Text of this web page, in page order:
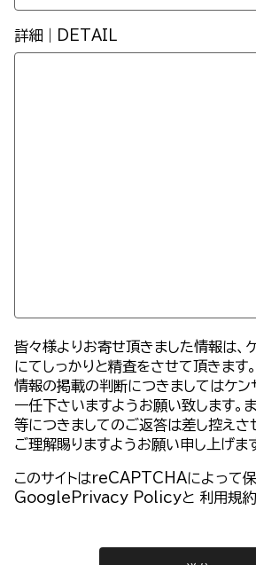
詳細｜DETAIL
皆々様よりお寄せ頂きました情報は、
にてしっかりと精査をさせて頂きます
情報の掲載の判断につきましてはケ
一任下さいますようお願い致します。
等につきましてのご返答は差し控えさ
ご理解賜りますようお願い申し上げます
このサイトはreCAPTCHAによって保
GooglePrivacy Policyと 利用規約